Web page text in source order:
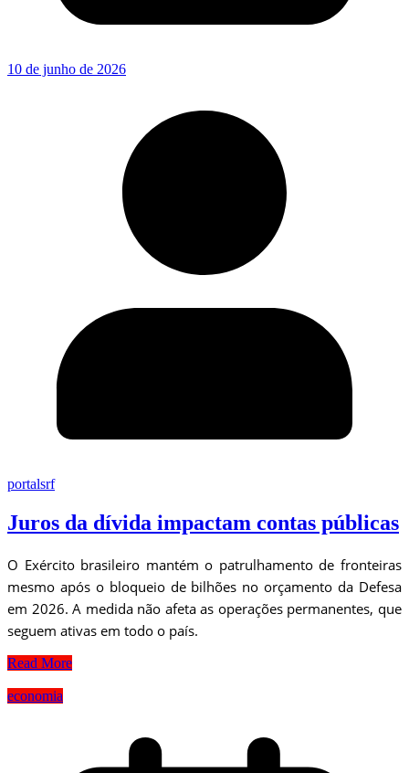
10 de junho de 2026
portalsrf
Juros da dívida impactam contas públicas
O Exército brasileiro mantém o patrulhamento de fronteiras
mesmo após o bloqueio de bilhões no orçamento da Defesa
em 2026. A medida não afeta as operações permanentes, que
seguem ativas em todo o país.
Read More
economia